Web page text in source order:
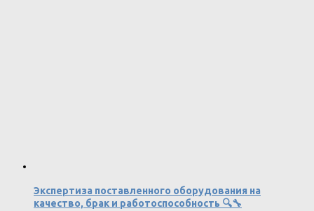
Экспертиза поставленного оборудования на
качество, брак и работоспособность 🔍🔧